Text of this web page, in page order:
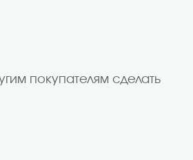
покупателям сделать